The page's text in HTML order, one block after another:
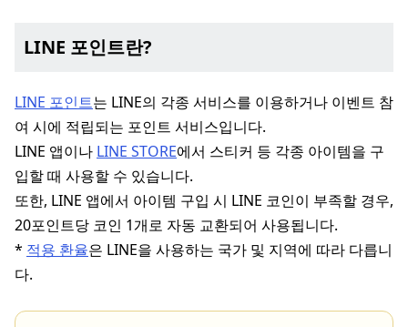
LINE 포인트란?
LINE 포인트는 LINE의 각종 서비스를 이용하거나 이벤트 참
여 시에 적립되는 포인트 서비스입니다.
LINE 앱이나 LINE STORE에서 스티커 등 각종 아이템을 구
입할 때 사용할 수 있습니다.
또한, LINE 앱에서 아이템 구입 시 LINE 코인이 부족할 경우,
20포인트당 코인 1개로 자동 교환되어 사용됩니다.
* 적용 환율은 LINE을 사용하는 국가 및 지역에 따라 다릅니
다.